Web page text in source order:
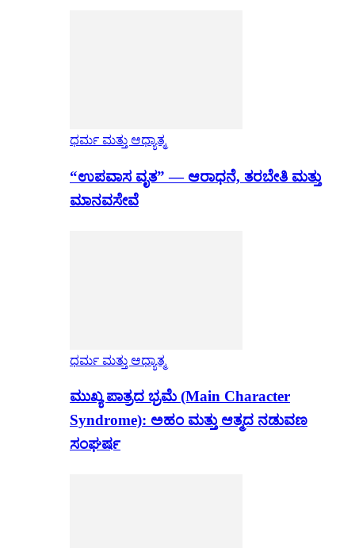
ಧರ್ಮ ಮತ್ತು ಆಧ್ಯಾತ್ಮ
“ಉಪವಾಸ ವೃತ” — ಆರಾಧನೆ, ತರಬೇತಿ ಮತ್ತು
ಮಾನವಸೇವೆ
ಧರ್ಮ ಮತ್ತು ಆಧ್ಯಾತ್ಮ
ಮುಖ್ಯ ಪಾತ್ರದ ಭ್ರಮೆ (Main Character
Syndrome): ಅಹಂ ಮತ್ತು ಆತ್ಮದ ನಡುವಣ
ಸಂಘರ್ಷ